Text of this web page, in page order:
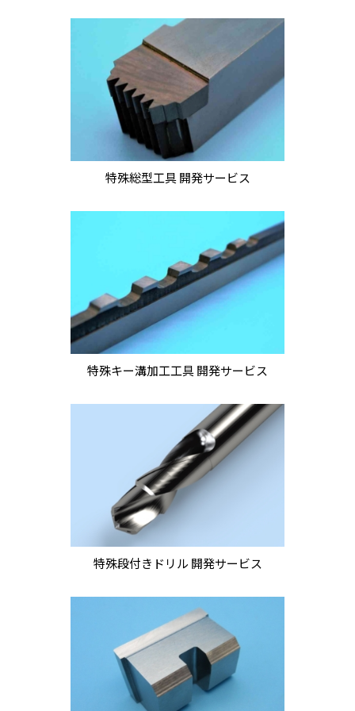
特殊総型工具 開発サービス
特殊キー溝加工工具 開発サービス
特殊段付きドリル 開発サービス